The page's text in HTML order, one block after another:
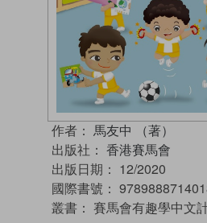
作者： 馬友中 （著）
出版社： 香港賽馬會
出版日期： 12/2020
國際書號：
叢書： 賽馬會有趣學中文